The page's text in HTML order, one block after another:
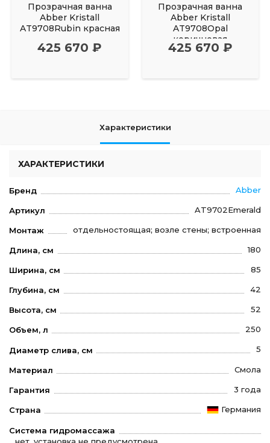
Прозрачная ванна
Abber Kristall
AT9708Rubin красная
425 670 ₽
Прозрачная ванна
Abber Kristall
AT9708Opal
коричневая
425 670 ₽
Характеристики
ХАРАКТЕРИСТИКИ
Бренд Abber
Артикул AT9702Emerald
Монтаж отдельностоящая; возле стены; встроенная
Длина, см 180
Ширина, см 85
Глубина, см 42
Высота, см 52
Объем, л 250
Диаметр слива, см 5
Материал Смола
Гарантия 3 года
Страна Германия
Система гидромассажа
нет, установка не предусмотрена